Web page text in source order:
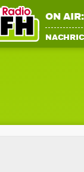
ON AIR: